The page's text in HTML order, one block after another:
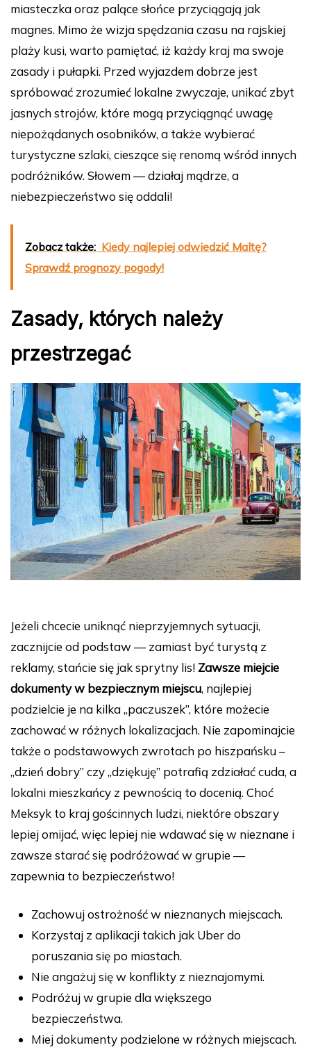
miasteczka oraz palące słońce przyciągają jak
magnes. Mimo że wizja spędzania czasu na rajskiej
plaży kusi, warto pamiętać, iż każdy kraj ma swoje
zasady i pułapki. Przed wyjazdem dobrze jest
spróbować zrozumieć lokalne zwyczaje, unikać zbyt
jasnych strojów, które mogą przyciągnąć uwagę
niepożądanych osobników, a także wybierać
turystyczne szlaki, cieszące się renomą wśród innych
podróżników. Słowem — działaj mądrze, a
niebezpieczeństwo się oddali!
Zobacz także: Kiedy najlepiej odwiedzić Maltę?
Sprawdź prognozy pogody!
Zasady, których należy
przestrzegać
Jeżeli chcecie uniknąć nieprzyjemnych sytuacji,
zacznijcie od podstaw — zamiast być turystą z
reklamy, stańcie się jak sprytny lis! Zawsze miejcie
dokumenty w bezpiecznym miejscu, najlepiej
podzielcie je na kilka „paczuszek”, które możecie
zachować w różnych lokalizacjach. Nie zapominajcie
także o podstawowych zwrotach po hiszpańsku –
„dzień dobry” czy „dziękuję” potrafią zdziałać cuda, a
lokalni mieszkańcy z pewnością to docenią. Choć
Meksyk to kraj gościnnych ludzi, niektóre obszary
lepiej omijać, więc lepiej nie wdawać się w nieznane i
zawsze starać się podróżować w grupie —
zapewnia to bezpieczeństwo!
Zachowuj ostrożność w nieznanych miejscach.
Korzystaj z aplikacji takich jak Uber do
poruszania się po miastach.
Nie angażuj się w konflikty z nieznajomymi.
Podróżuj w grupie dla większego
bezpieczeństwa.
Miej dokumenty podzielone w różnych miejscach.